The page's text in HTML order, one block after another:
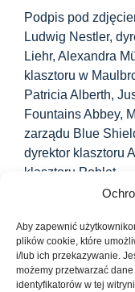
Aby zapewnić
plików cookie, które
i/lub ich przekazywanie.
możemy przetwarzać
identyfikatorów w tej
Podpis pod
Ludwig Nestler,
Liehr, Alexandra
klasztoru w
Patricia Alberth,
Fountains Abbey,
zarządu Blue
dyrektor klasztoru
klasztoru Poblet.